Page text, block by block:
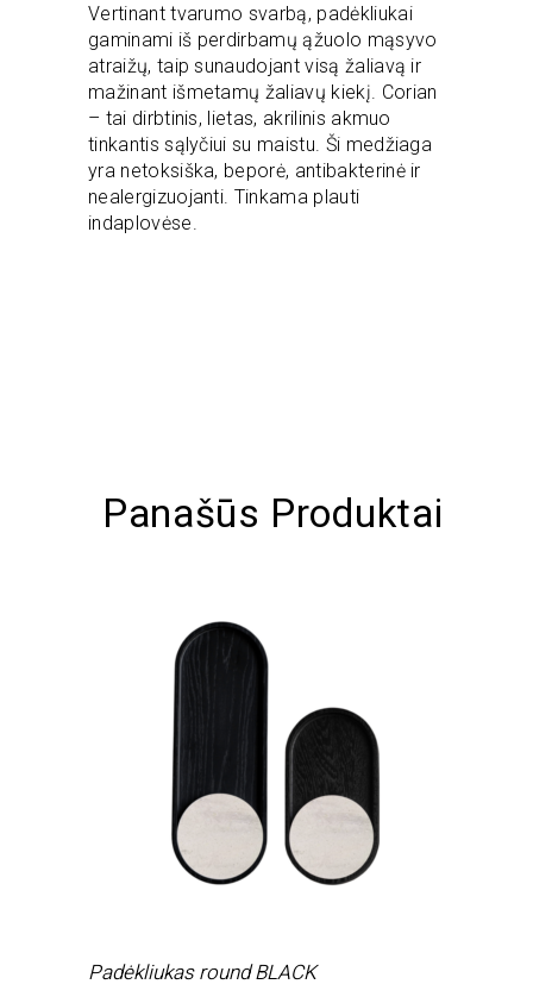
Vertinant tvarumo svarbą, padėkliukai
gaminami iš perdirbamų ąžuolo mąsyvo
atraižų, taip sunaudojant visą žaliavą ir
mažinant išmetamų žaliavų kiekį. Corian
– tai dirbtinis, lietas, akrilinis akmuo
tinkantis sąlyčiui su maistu. Ši medžiaga
yra netoksiška, beporė, antibakterinė ir
nealergizuojanti. Tinkama plauti
indaplovėse.
Panašūs Produktai
Padėkliukas round BLACK